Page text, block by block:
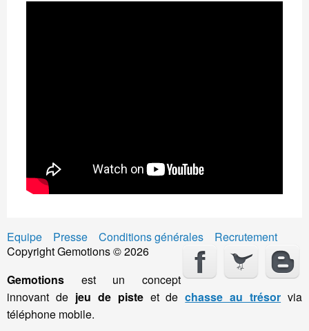
Equipe Presse Conditions générales
Recrutement
Copyright Gemotions © 2026
Gemotions est un concept
innovant de jeu de pisteet dechasse au trésor via
téléphone mobile.